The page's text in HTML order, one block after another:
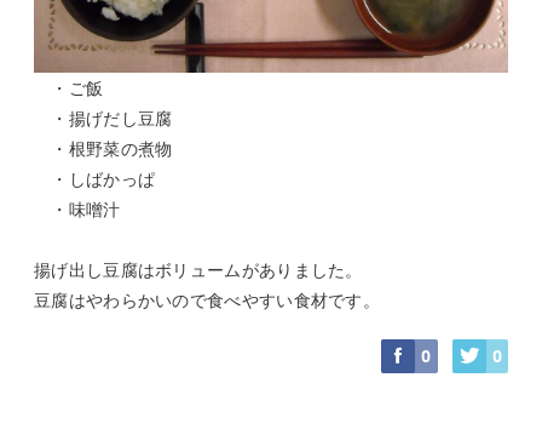
・ご飯
・揚げだし豆腐
・根野菜の煮物
・しばかっぱ
・味噌汁
揚げ出し豆腐はボリュームがありました。
豆腐はやわらかいので食べやすい食材です。
0 0